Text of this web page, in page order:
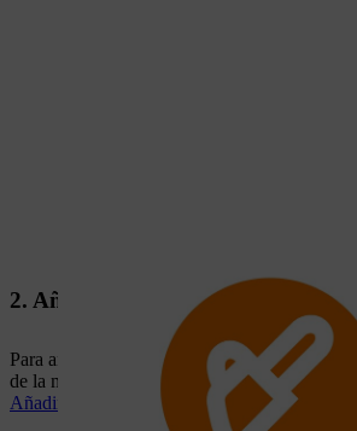
2. Añadir máquina
Para añadir tu máquina a MY STIHL, ten a
de la misma y la fecha de compra.
Añadir máquina